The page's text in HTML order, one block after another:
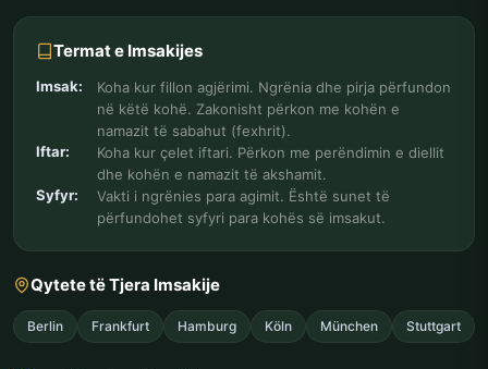
Termat e Imsakijes
Imsak:
Koha kur fillon agjërimi. Ngrënia dhe pirja përfundon
në këtë kohë. Zakonisht përkon me kohën e
namazit të sabahut (fexhrit).
Iftar:
Koha kur çelet iftari. Përkon me perëndimin e diellit
dhe kohën e namazit të akshamit.
Syfyr:
Vakti i ngrënies para agimit. Është sunet të
përfundohet syfyri para kohës së imsakut.
Qytete të Tjera Imsakije
Berlin Frankfurt Hamburg Köln München Stuttgart